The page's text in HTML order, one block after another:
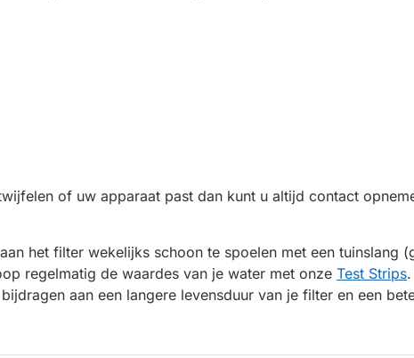
of uw apparaat past dan kunt u altijd contact
het filter wekelijks schoon te spoelen met een tuinslang
regelmatig de waardes van je water met onze Test Strips
aan een langere levensduur van je filter en een